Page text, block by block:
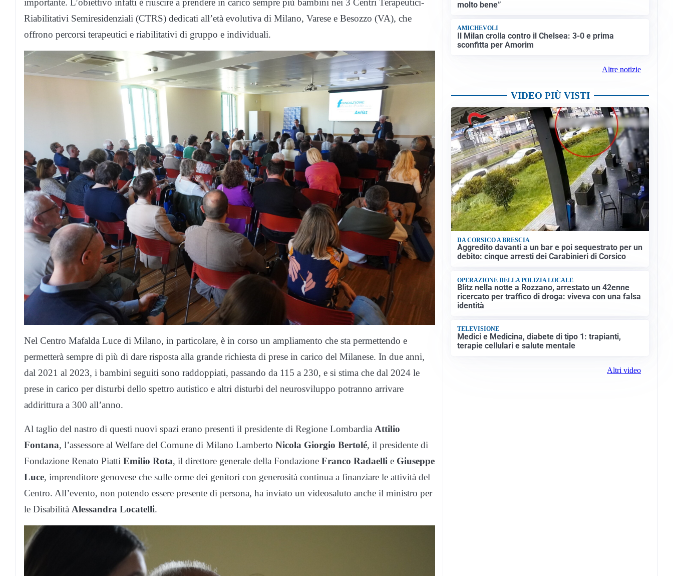
Riabilitativi Semiresidenziali (CTRS) dedicati all’età evolutiva di Milano, Varese e Besozzo (VA), che
offrono percorsi terapeutici e riabilitativi di gruppo e individuali.
Nel Centro Mafalda Luce di Milano, in particolare, è in corso un ampliamento che sta permettendo e
permetterà sempre di più di dare risposta alla grande richiesta di prese in carico del Milanese. In due anni,
dal 2021 al 2023, i bambini seguiti sono raddoppiati, passando da 115 a 230, e si stima che dal 2024 le
prese in carico per disturbi dello spettro autistico e altri disturbi del neurosviluppo potranno arrivare
addirittura a 300 all’anno.
Al taglio del nastro di questi nuovi spazi erano presenti il presidente di Regione Lombardia Attilio
Fontana, l’assessore al Welfare del Comune di Milano Lamberto Nicola Giorgio Bertolé, il presidente di
Fondazione Renato Piatti Emilio Rota, il direttore generale della Fondazione Franco Radaelli e Giuseppe
Luce, imprenditore genovese che sulle orme dei genitori con generosità continua a finanziare le attività del
Centro. All’evento, non potendo essere presente di persona, ha inviato un videosaluto anche il ministro per
le Disabilità Alessandra Locatelli.
molto bene”
AMICHEVOLI
Il Milan crolla contro il Chelsea: 3-0 e prima
sconfitta per Amorim
Altre notizie
VIDEO PIÙ VISTI
DA CORSICO A BRESCIA
Aggredito davanti a un bar e poi sequestrato per un
debito: cinque arresti dei Carabinieri di Corsico
OPERAZIONE DELLA POLIZIA LOCALE
Blitz nella notte a Rozzano, arrestato un 42enne
ricercato per traffico di droga: viveva con una falsa
identità
TELEVISIONE
Medici e Medicina, diabete di tipo 1: trapianti,
terapie cellulari e salute mentale
Altri video